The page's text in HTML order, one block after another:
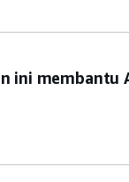
ini membantu